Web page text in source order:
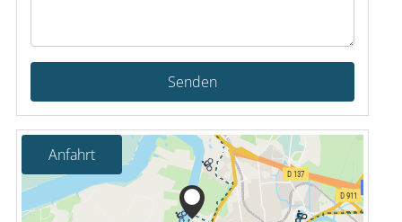
Senden
Anfahrt